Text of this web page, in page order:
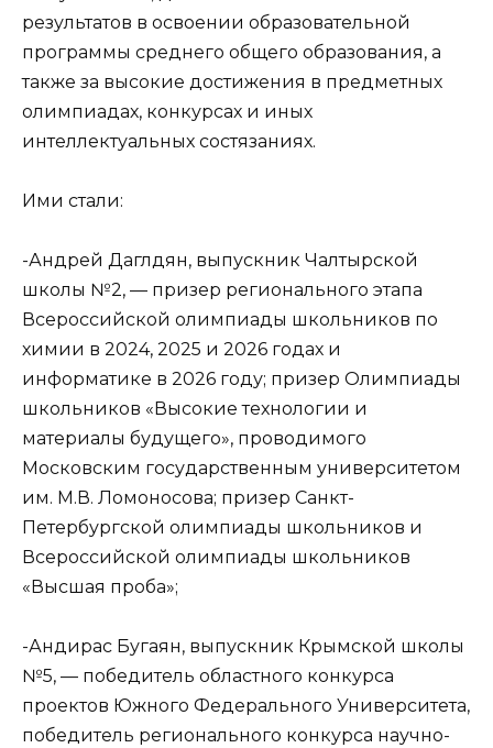
результатов в освоении образовательной
программы среднего общего образования, а
также за высокие достижения в предметных
олимпиадах, конкурсах и иных
интеллектуальных состязаниях.
Ими стали:
-Андрей Даглдян, выпускник Чалтырской
школы №2, — призер регионального этапа
Всероссийской олимпиады школьников по
химии в 2024, 2025 и 2026 годах и
информатике в 2026 году; призер Олимпиады
школьников «Высокие технологии и
материалы будущего», проводимого
Московским государственным университетом
им. М.В. Ломоносова; призер Санкт-
Петербургской олимпиады школьников и
Всероссийской олимпиады школьников
«Высшая проба»;
-Андирас Бугаян, выпускник Крымской школы
№5, — победитель областного конкурса
проектов Южного Федерального Университета,
победитель регионального конкурса научно-